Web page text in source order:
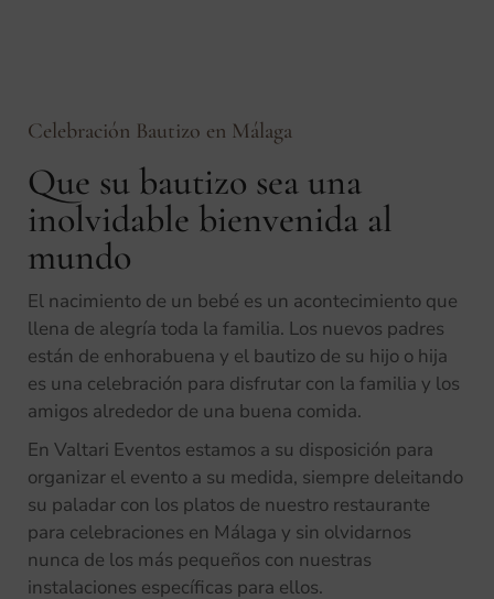
Celebración Bautizo en Málaga
Que su bautizo sea una
inolvidable bienvenida al
mundo
El nacimiento de un bebé es un acontecimiento que
llena de alegría toda la familia. Los nuevos padres
están de enhorabuena y el bautizo de su hijo o hija
es una celebración para disfrutar con la familia y los
amigos alrededor de una buena comida.
En Valtari Eventos estamos a su disposición para
organizar el evento a su medida, siempre deleitando
su paladar con los platos de nuestro restaurante
para celebraciones en Málaga y sin olvidarnos
nunca de los más pequeños con nuestras
instalaciones específicas para ellos.